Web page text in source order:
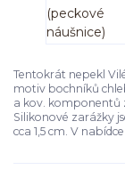
Tentokrát nepekl
motiv bochníků
a kov. komponentů
Silikonové zarážky
cca 1,5 cm. V